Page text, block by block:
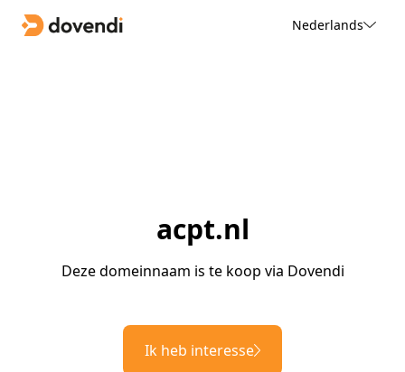
Nederlands
acpt.nl
Deze domeinnaam is te koop via Dovendi
Ik heb interesse